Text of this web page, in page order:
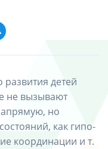
детей
не вызывают
но
как гипо-
координации и т.